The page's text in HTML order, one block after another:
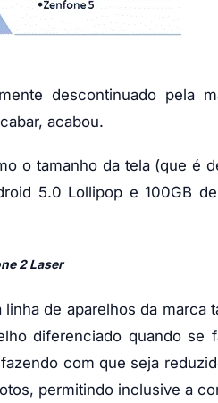
descontinuado pela
acabou.
o tamanho da tela (que é
5.0 Lollipop e 100GB
2 Laser
de aparelhos da marca
diferenciado quando se
com que seja
permitindo inclusive a